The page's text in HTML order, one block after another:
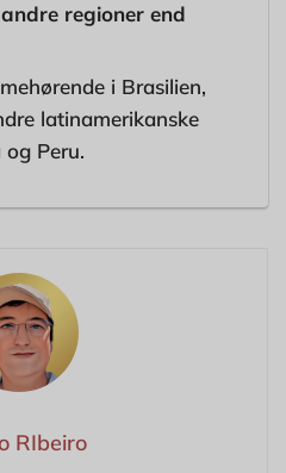
regioner end
i Brasilien,
latinamerikanske
Peru.
RIbeiro